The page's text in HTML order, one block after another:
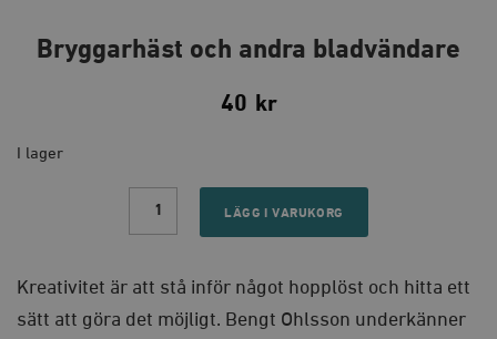
Bryggarhäst och andra bladvändare
40 kr
I lager
Bryggarhäst
och
LÄGG I VARUKORG
Kreativitet är att stå inför något hopplöst och hitta ett
sätt att göra det möjligt. Bengt Ohlsson underkänner